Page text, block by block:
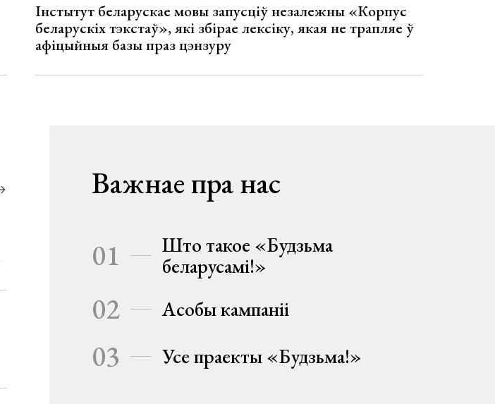
Інстытут беларускае мовы запусціў незалежны «Корпус
беларускіх тэкстаў», які збірае лексіку, якая не трапляе ў
афіцыйныя базы праз цэнзуру
Важнае пра нас
01
Што такое «Будзьма
беларусамі!»
02 Асобы кампаніі
03 Усе праекты «Будзьма!»